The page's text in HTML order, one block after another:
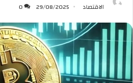
الاقتصاد 29/08/2025
0